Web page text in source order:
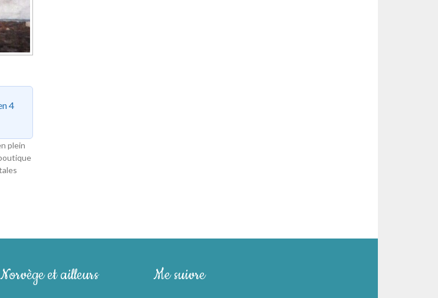
4
plein
et ailleurs Me suivre